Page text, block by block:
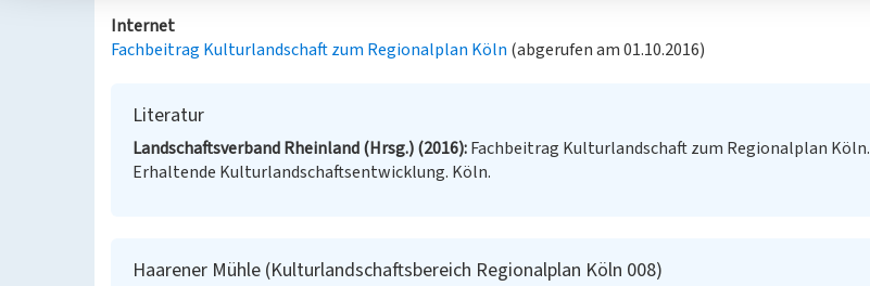
Internet
Fachbeitrag Kulturlandschaft zum Regionalplan Köln (abgerufen am 01.10.2016)
Literatur
Landschaftsverband Rheinland (Hrsg.) (2016) Fachbeitrag Kulturlandschaft zum Regionalplan Köln.
Erhaltende Kulturlandschaftsentwicklung. Köln.
Haarener Mühle (Kulturlandschaftsbereich Regionalplan Köln 008)